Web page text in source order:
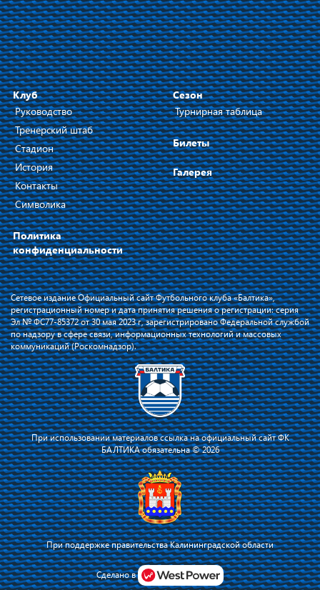
Я соглашаюсь с тем, что владелец сайта использует файлы cookie для
повышения удобства работы на сайте и сервис Яндекс.Метрика. Оставаясь
на сайте, я соглашаюсь сполитикой их применения.
Клуб
Руководство
Тренерский штаб
Стадион
История
Контакты
Символика
Политика
конфиденциальности
Сезон
Турнирная таблица
Билеты
Галерея
Сетевое издание Официальный сайт Футбольного клуба «Балтика»,
регистрационный номер и дата принятия решения о регистрации: серия
Эл № ФС77-85372 от 30 мая 2023 г, зарегистрировано Федеральной службой
по надзору в сфере связи, информационных технологий и массовых
коммуникаций (Роскомнадзор).
При использовании материалов ссылка на официальный сайт ФК
БАЛТИКА обязательна © 2026
При поддержке правительства Калининградской области
Сделано в